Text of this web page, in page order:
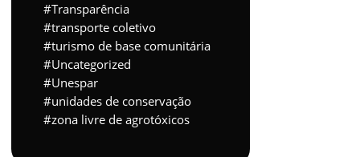
Transparência
transporte coletivo
turismo de base comunitária
Uncategorized
Unespar
unidades de conservação
zona livre de agrotóxicos